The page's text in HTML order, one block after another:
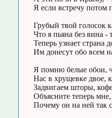
Я если встречу потом
Грубый твой голосок
Что я пьяна без вина -
Теперь узнает страна
Им донесут обо всем
Я помню белые обои,
Нас в хрущевке двое,
Задвигаем шторы,
Объясните теперь
Почему он на ней так